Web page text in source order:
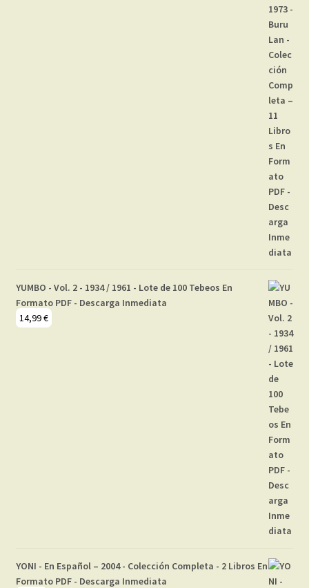
YUMBO - Vol. 2 - 1934 / 1961 - Lote de 100 Tebeos En
Formato PDF - Descarga Inmediata
14,99€
YONI - En Español – 2004 - Colección Completa - 2 Libros En
Formato PDF - Descarga Inmediata